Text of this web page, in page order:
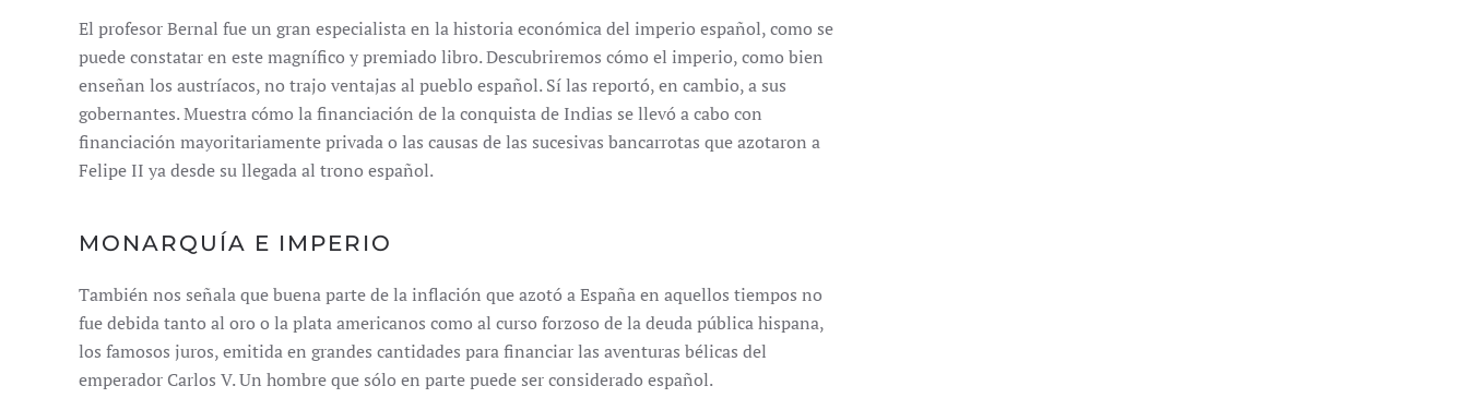
El profesor Bernal fue un gran especialista en la historia económica del imperio español, como se
puede constatar en este magnífico y premiado libro. Descubriremos cómo el imperio, como bien
enseñan los austríacos, no trajo ventajas al pueblo español. Sí las reportó, en cambio, a sus
gobernantes. Muestra cómo la financiación de la conquista de Indias se llevó a cabo con
financiación mayoritariamente privada o las causas de las sucesivas bancarrotas que azotaron a
Felipe II ya desde su llegada al trono español.
MONARQUÍA E IMPERIO
También nos señala que buena parte de la inflación que azotó a España en aquellos tiempos no
fue debida tanto al oro o la plata americanos como al curso forzoso de la deuda pública hispana,
los famosos juros, emitida en grandes cantidades para financiar las aventuras bélicas del
emperador Carlos V. Un hombre que sólo en parte puede ser considerado español.